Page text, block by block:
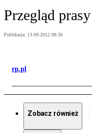
Przegląd
Publikacja: 13.09.2012 08:30
rp.pl
Zobacz również